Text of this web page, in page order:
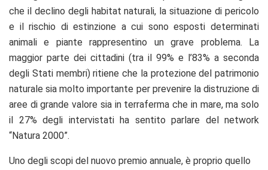
che il declino degli habitat naturali, la situazione di pericolo
e il rischio di estinzione a cui sono esposti determinati
animali e piante rappresentino un grave problema. La
maggior parte dei cittadini (tra il 99% e l’83% a seconda
degli Stati membri) ritiene che la protezione del patrimonio
naturale sia molto importante per prevenire la distruzione di
aree di grande valore sia in terraferma che in mare, ma solo
il 27% degli intervistati ha sentito parlare del network
“Natura 2000”.
Uno degli scopi del nuovo premio annuale, è proprio quello